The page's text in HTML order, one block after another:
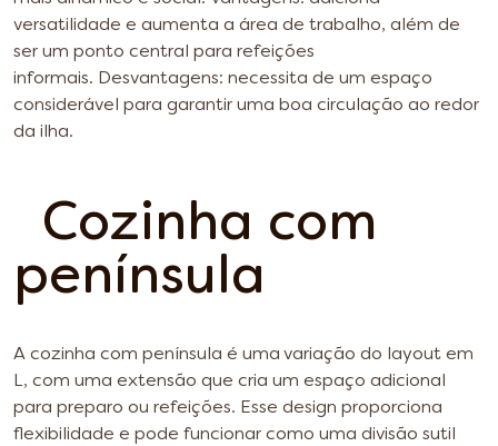
versatilidade e aumenta a área de trabalho, além de
ser um ponto central para refeições
informais. Desvantagens: necessita de um espaço
considerável para garantir uma boa circulação ao redor
da ilha.
Cozinha com
península
A cozinha com península é uma variação do layout em
L, com uma extensão que cria um espaço adicional
para preparo ou refeições. Esse design proporciona
flexibilidade e pode funcionar como uma divisão sutil